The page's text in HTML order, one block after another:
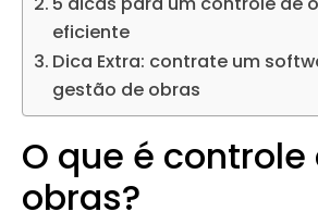
eficiente
Dica Extra: contrate um
gestão de obras
O que é controle
obras?